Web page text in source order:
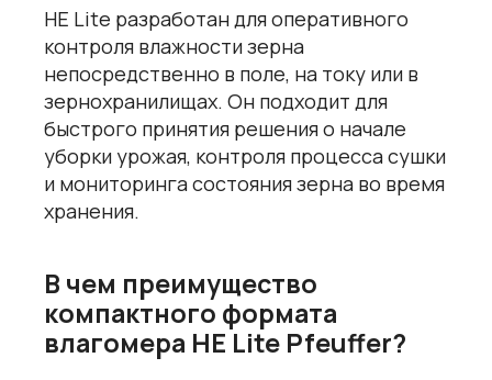
HE Lite разработан для оперативного
контроля влажности зерна
непосредственно в поле, на току или в
зернохранилищах. Он подходит для
быстрого принятия решения о начале
уборки урожая, контроля процесса сушки
и мониторинга состояния зерна во время
хранения.
В чем преимущество
компактного формата
влагомера HE Lite Pfeuffer?